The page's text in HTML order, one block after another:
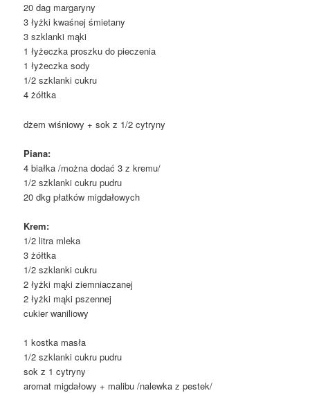
20 dag margaryny
3 łyżki kwaśnej śmietany
3 szklanki mąki
1 łyżeczka proszku do pieczenia
1 łyżeczka sody
1/2 szklanki cukru
4 żółtka
dżem wiśniowy + sok z 1/2 cytryny
Piana:
4 białka /można dodać 3 z kremu/
1/2 szklanki cukru pudru
20 dkg płatków migdałowych
Krem:
1/2 litra mleka
3 żółtka
1/2 szklanki cukru
2 łyżki mąki ziemniaczanej
2 łyżki mąki pszennej
cukier waniliowy
1 kostka masła
1/2 szklanki cukru pudru
sok z 1 cytryny
aromat migdałowy + malibu /nalewka z pestek/